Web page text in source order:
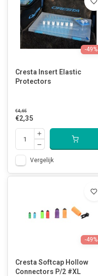
-49%
Cresta Insert Elastic
Protectors
€4,65
€2,35
Vergelijk
-49%
Cresta Softcap Hollow
Connectors P/2 #XL